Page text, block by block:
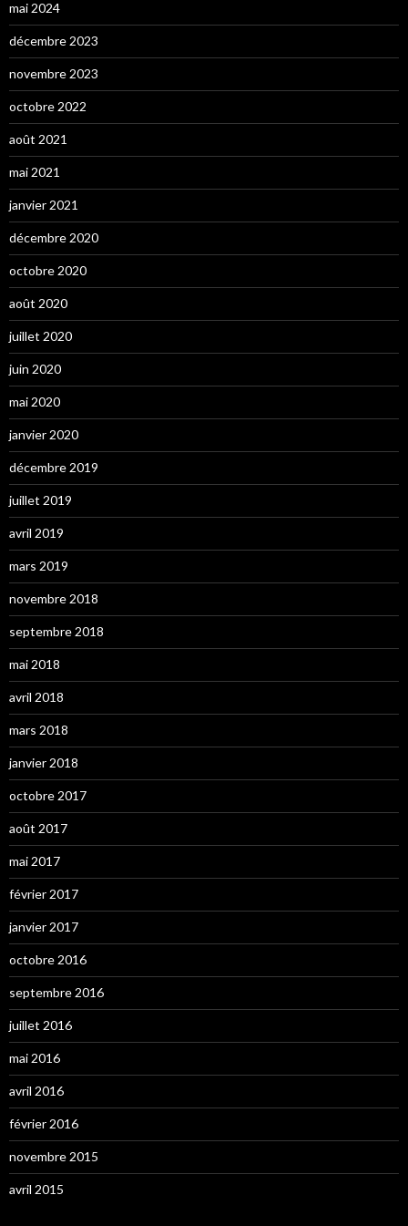
mai 2024
décembre 2023
novembre 2023
octobre 2022
août 2021
mai 2021
janvier 2021
décembre 2020
octobre 2020
août 2020
juillet 2020
juin 2020
mai 2020
janvier 2020
décembre 2019
juillet 2019
avril 2019
mars 2019
novembre 2018
septembre 2018
mai 2018
avril 2018
mars 2018
janvier 2018
octobre 2017
août 2017
mai 2017
février 2017
janvier 2017
octobre 2016
septembre 2016
juillet 2016
mai 2016
avril 2016
février 2016
novembre 2015
avril 2015